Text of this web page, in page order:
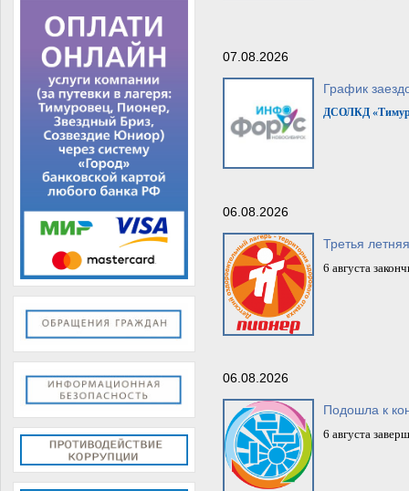
07.08.2026
График
ДСОЛКД
06.08.2026
Третья
6 августа
06.08.2026
Подошла к
6 августа